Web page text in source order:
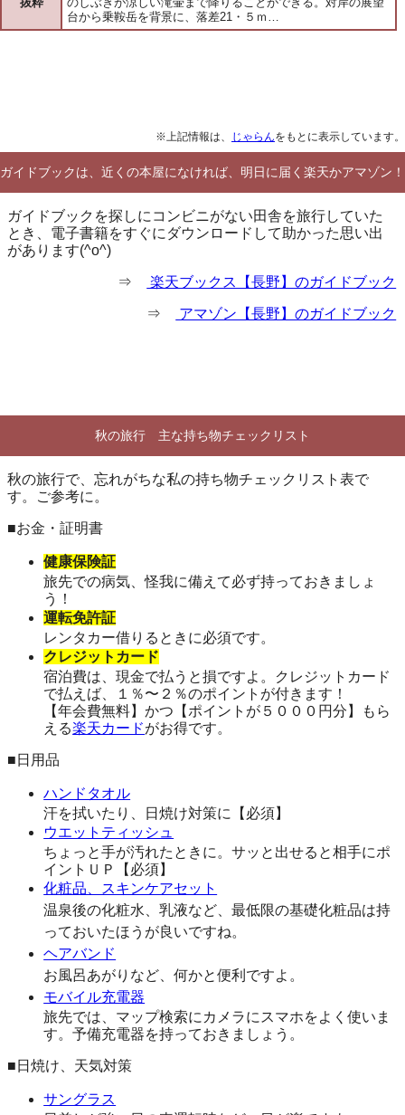
台から乗鞍岳を背景に、落差21・５ｍ…
※上記情報は、 じゃらんをもとに表示しています。
ガイドブックは、近くの本屋になければ、明日に届く楽天かアマゾン！
ガイドブックを探しにコンビニがない田舎を旅行していた
とき、電子書籍をすぐにダウンロードして助かった思い出
があります(^o^)
⇒ 楽天ブックス【長野】のガイドブック
⇒ アマゾン【長野】のガイドブック
秋の旅行 主な持ち物チェックリスト
秋の旅行で、忘れがちな私の持ち物チェックリスト表で
す。ご参考に。
■お金・証明書
健康保険証
旅先での病気、怪我に備えて必ず持っておきましょ
う！
運転免許証
レンタカー借りるときに必須です。
クレジットカード
宿泊費は、現金で払うと損ですよ。クレジットカード
で払えば、１％〜２％のポイントが付きます！
【年会費無料】かつ【ポイントが５０００円分】もら
える楽天カードがお得です。
■日用品
ハンドタオル
汗を拭いたり、日焼け対策に【必須】
ウエットティッシュ
ちょっと手が汚れたときに。サッと出せると相手にポ
イントＵＰ【必須】
化粧品、スキンケアセット
温泉後の化粧水、乳液など、最低限の基礎化粧品は持
っておいたほうが良いですね。
ヘアバンド
お風呂あがりなど、何かと便利ですよ。
モバイル充電器
旅先では、マップ検索にカメラにスマホをよく使いま
す。予備充電器を持っておきましょう。
■日焼け、天気対策
サングラス